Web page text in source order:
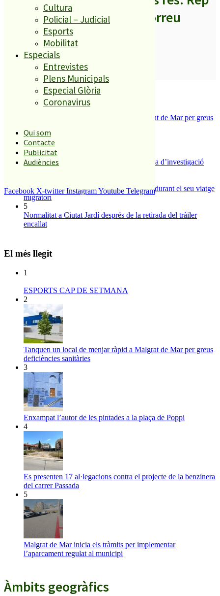
Cultura
Policial – Judicial
Esports
Mobilitat
Especials
Entrevistes
Plens Municipals
Especial Glòria
Coronavirus
Qui som
Contacte
Publicitat
Audiències
Facebook X-twitter InstagramYoutube Telegram
els titulars al teu correu
SUBSCRIURE’M
És tendència ara
Tanquen un local de menjar ràpid a Malgrat de Mar per greus
2
ESPORTS CAP DE SETMANA
3
Un historiador local guanya la primera beca d’investigació
Un grup de cigonyes fa parada a Palafolls durant el seu viatge
migratori
5
Normalitat a Ciutat Jardí després de la retirada del tràiler
encallat
El més llegit
1
ESPORTS CAP DE SETMANA
2
Tanquen un local de menjar ràpid a Malgrat de Mar per greus
deficiències sanitàries
3
Enxampat l’autor de les pintades a la plaça de Poppi
4
Es presenten 17 al·legacions contra el projecte de la benzinera
del carrer Passada
5
Malgrat de Mar inicia els tràmits per implementar
l’aparcament regulat al municipi
Àmbits geogràfics